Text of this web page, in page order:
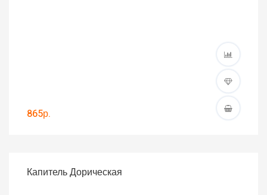
865р.
Капитель Дорическая